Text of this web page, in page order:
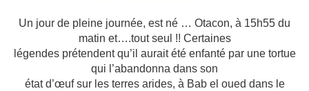
Un jour de pleine journée, est né … Otacon, à 15h55 du
matin et….tout seul !! Certaines
légendes prétendent qu’il aurait été enfanté par une tortue
qui l’abandonna dans son
état d’œuf sur les terres arides, à Bab el oued dans le